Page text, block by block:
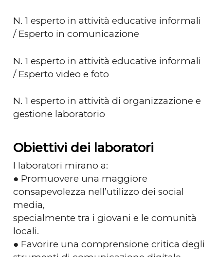
N. 1 esperto in attività educative informali
/ Esperto in comunicazione
N. 1 esperto in attività educative informali
/ Esperto video e foto
N. 1 esperto in attività di organizzazione e
gestione laboratorio
Obiettivi dei laboratori
I laboratori mirano a:
● Promuovere una maggiore
consapevolezza nell’utilizzo dei social
media,
specialmente tra i giovani e le comunità
locali.
● Favorire una comprensione critica degli